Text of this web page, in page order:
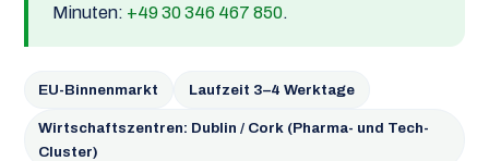
Minuten: +49 30 346 467 850.
EU-Binnenmarkt Laufzeit 3–4 Werktage
Wirtschaftszentren: Dublin / Cork (Pharma- und Tech-
Cluster)